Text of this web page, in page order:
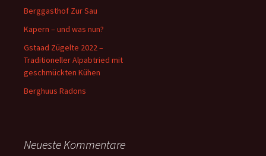
Berggasthof Zur Sau
Kapern – und was nun?
Gstaad Zügelte 2022 –
Traditioneller Alpabtried mit
geschmückten Kühen
Berghuus Radons
Neueste Kommentare